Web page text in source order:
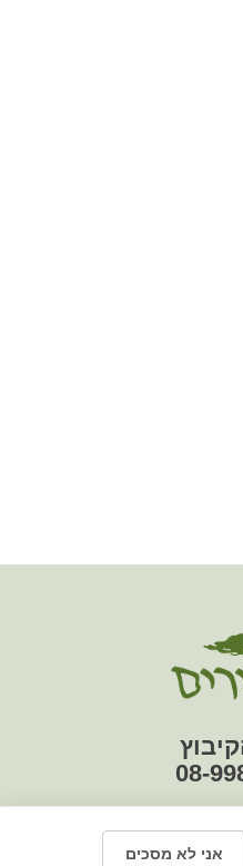
08-
אני לא מסכים